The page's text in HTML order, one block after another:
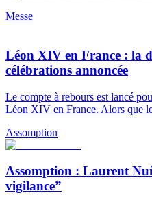
Messe
Léon XIV en France : la
célébrations annoncée
Le compte à rebours est lancé
Léon XIV en France. Alors que
Assomption
Assomption : Laurent
vigilance”